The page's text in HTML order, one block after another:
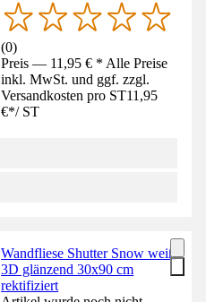
(0)
Preis — 11,95 € * Alle Preise
inkl. MwSt. und ggf. zzgl.
Versandkosten pro ST11,95
€*/ ST
Wandfliese Shutter Snow weiß
3D glänzend 30x90 cm
rektifiziert